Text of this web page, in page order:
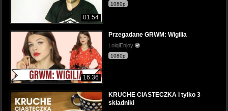
01:54
1080p
16:36
Przegadane GRWM: Wigilia
LolqiEnjoy
1080p
KRUCHE CIASTECZKA i tylko 3
składniki